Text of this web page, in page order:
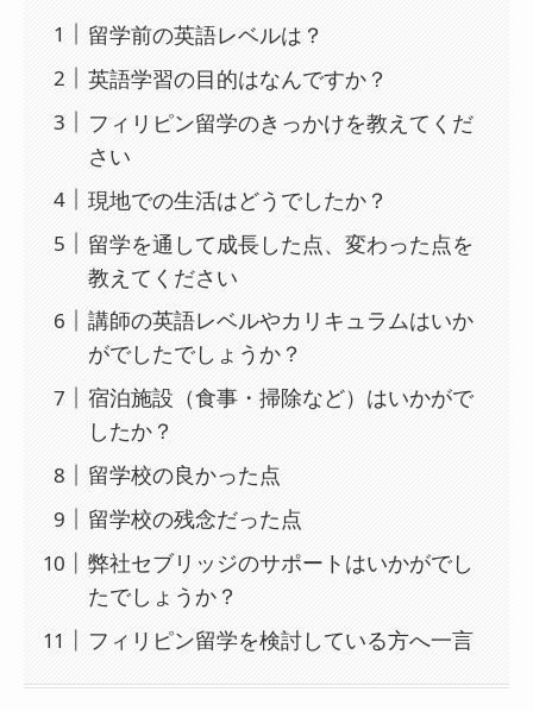
留学前の英語レベルは？
英語学習の目的はなんですか？
フィリピン留学のきっかけを教えてくだ
さい
現地での生活はどうでしたか？
留学を通して成長した点、変わった点を
教えてください
講師の英語レベルやカリキュラムはいか
がでしたでしょうか？
宿泊施設（食事・掃除など）はいかがで
したか？
留学校の良かった点
留学校の残念だった点
弊社セブリッジのサポートはいかがでし
たでしょうか？
フィリピン留学を検討している方へ一言